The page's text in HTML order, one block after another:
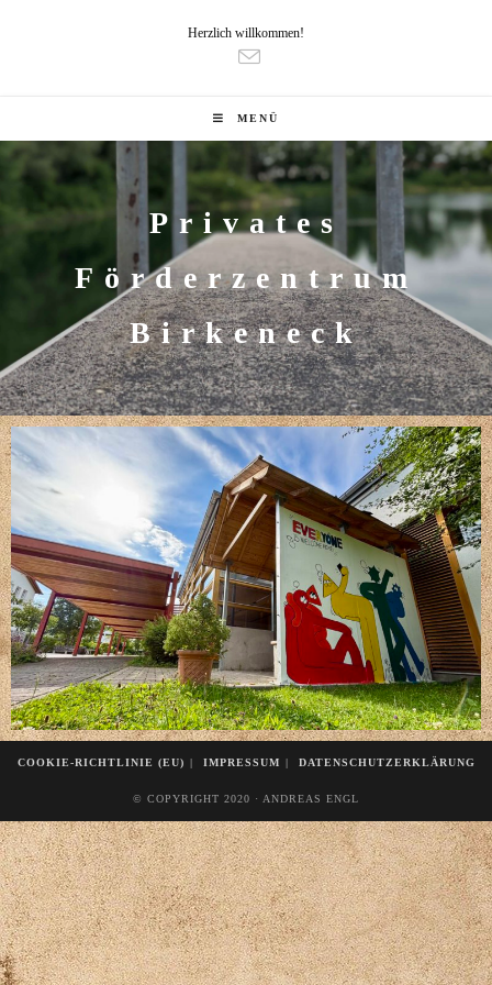
Herzlich willkommen!
MENÜ
Privates
Förderzentrum
Birkeneck
COOKIE-RICHTLINIE (EU) IMPRESSUM DATENSCHUTZERKLÄRUNG
© COPYRIGHT 2020 · ANDREAS ENGL